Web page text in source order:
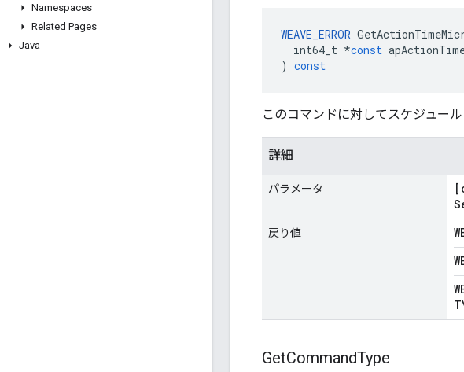
Namespaces
Related Pages
Java
WEAVE_ERROR
int64_t *const
) const
このコマンドに対してスケジュー
詳細
パラメータ
戻り値
GetCommandType